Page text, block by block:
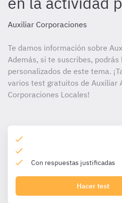
Auxiliar Corporaciones
Te damos información sobre
Además, si te suscribes,
personalizados de este tema.
varios test gratuitos de Auxiliar
Corporaciones Locales!
Con respuestas justificadas
Hacer test